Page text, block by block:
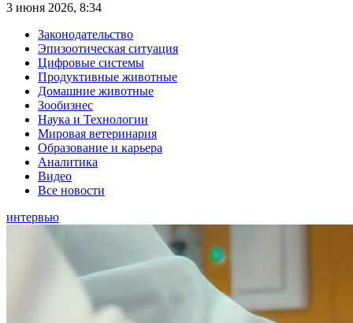
3 июня 2026, 8:34
Законодательство
Эпизоотическая ситуация
Цифровые системы
Продуктивные животные
Домашние животные
Зообизнес
Наука и Технологии
Мировая ветеринария
Образование и карьера
Аналитика
Видео
Все новости
интервью